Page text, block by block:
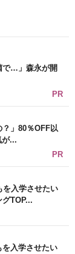
で…」森永が開
PR
？」80％OFF以
が...
PR
を入学させたい
グTOP...
を入学させたい